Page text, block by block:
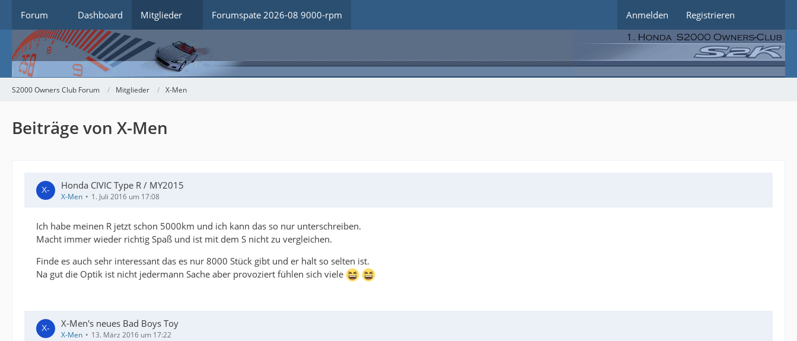
Forum Dashboard Mitglieder Forumspate 2026-08 9000-rpm Anmelden Registrieren
S2000 Owners Club Forum Mitglieder X-Men
Beiträge von X-Men
Honda CIVIC Type R / MY2015
X-Men 1. Juli 2016 um 17:08
Ich habe meinen R jetzt schon 5000km und ich kann das so nur unterschreiben.
Macht immer wieder richtig Spaß und ist mit dem S nicht zu vergleichen.
Finde es auch sehr interessant das es nur 8000 Stück gibt und er halt so selten ist.
Na gut die Optik ist nicht jedermann Sache aber provoziert fühlen sich viele
X-Men's neues Bad Boys Toy
X-Men 13. März 2016 um 17:22